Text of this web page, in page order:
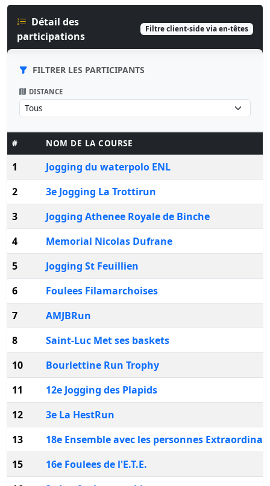
Détail des
participations
Filtre client-side via en-têtes
FILTRER LES PARTICIPANTS
DISTANCE
# NOM DE LA COURSE
1
Jogging du waterpolo ENL
2
3e Jogging La Trottirun
3
Jogging Athenee Royale de Binche
4
Memorial Nicolas Dufrane
5
Jogging St Feuillien
6
Foulees Filamarchoises
7
AMJBRun
8
Saint-Luc Met ses baskets
10
Bourlettine Run Trophy
11
12e Jogging des Plapids
12
3e La HestRun
13
18e Ensemble avec les personnes
15
16e Foulees de l'E.T.E.